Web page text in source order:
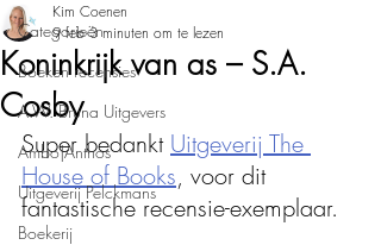
Categorieën
Boeken recensies
A.W. Bruna Uitgevers
Ambo|Anthos
Uitgeverij Pelckmans
Boekerij
Koninkrijk van as – S.A.
Cosby
Kim Coenen
9 feb 3 minuten om te lezen
Super bedankt Uitgeverij The
House of Books, voor dit
fantastische recensie-exemplaar.